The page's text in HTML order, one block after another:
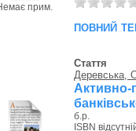
прим.
повний
Стаття
Деревська,
Активно-
б.р.
ISBN